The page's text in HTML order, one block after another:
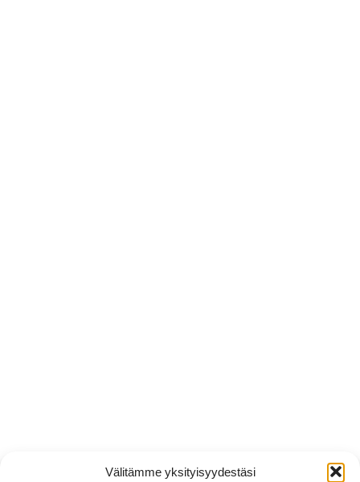
Välitämme yksityisyydestäsi